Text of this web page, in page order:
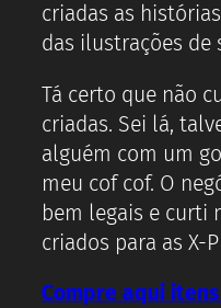
criadas as
das ilustrações de
Tá certo que não
criadas. Sei lá,
alguém com um
meu cof cof. O
bem legais e curti
criados para as X-
Compre aqui